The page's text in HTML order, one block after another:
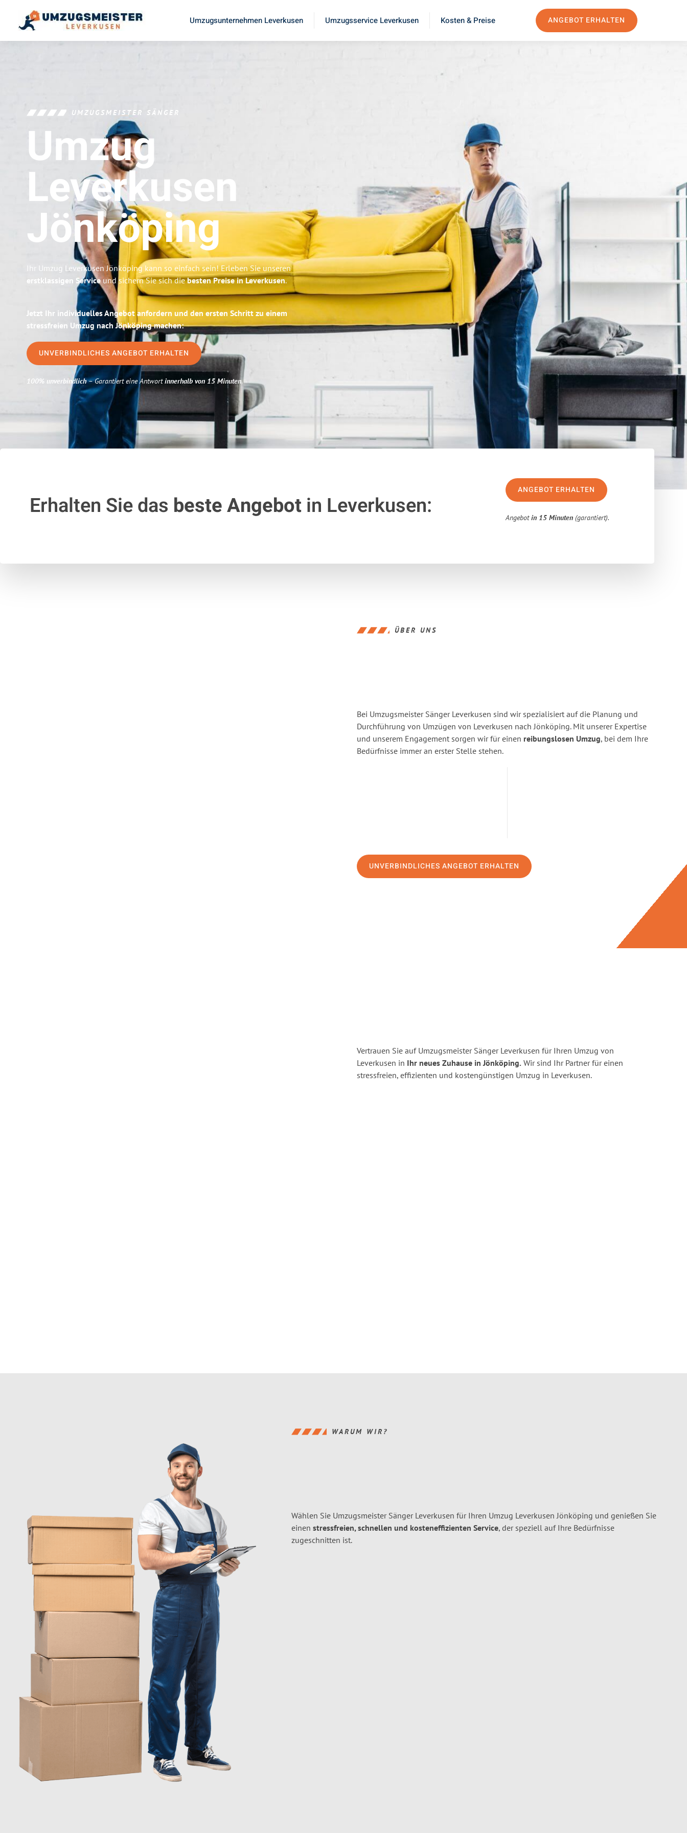
Umzugsunternehmen Leverkusen Umzugsservice Leverkusen Kosten & Preise ANGEBOT ERHALTEN
UMZUGSMEISTER SÄNGER
Umzug
Leverkusen
Jönköping
Ihr Umzug Leverkusen Jönköping kann so einfach sein! Erleben Sie unseren
erstklassigen Serviceund sichern Sie sich diebesten Preise in Leverkusen.
Jetzt Ihr individuelles Angebot anfordern und den ersten Schritt zu einem
stressfreien Umzug nach Jönköping machen:
UNVERBINDLICHES ANGEBOT ERHALTEN
100% unverbindlich– Garantiert eine Antwortinnerhalb von 15 Minuten.
Erhalten Sie das beste Angebotin Leverkusen:
ANGEBOT ERHALTEN
Angebotin 15 Minuten (garantiert).
ÜBER UNS
Bei Umzugsmeister Sänger Leverkusen sind wir spezialisiert auf die Planung und
Durchführung von Umzügen von Leverkusen nach Jönköping. Mit unserer Expertise
und unserem Engagement sorgen wir für einen reibungslosen Umzug, bei dem Ihre
Bedürfnisse immer an erster Stelle stehen.
UNVERBINDLICHES ANGEBOT ERHALTEN
Vertrauen Sie auf Umzugsmeister Sänger Leverkusen für Ihren Umzug von
Leverkusen in Ihr neues Zuhause in Jönköping. Wir sind Ihr Partner für einen
stressfreien, effizienten und kostengünstigen Umzug in Leverkusen.
WARUM WIR?
Wählen Sie Umzugsmeister Sänger Leverkusen für Ihren Umzug Leverkusen Jönköping und genießen Sie
einen stressfreien, schnellen und kosteneffizienten Service, der speziell auf Ihre Bedürfnisse
zugeschnitten ist.